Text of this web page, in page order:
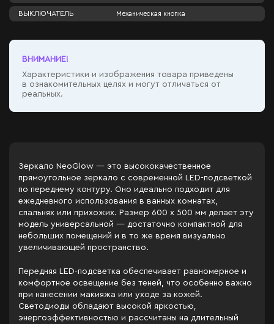
ВЫКЛЮЧАТЕЛЬ Механическая кнопка
ВНИМАНИЕ!
Характеристики и изображения товара приведены
в ознакомительных целях и могут отличаться от
реальных.
Зеркало NeoGlow — это высококачественное
прямоугольное зеркало с современной LED-подсветкой
по переднему контуру. Оно идеально подходит для
ежедневного использования в ванных комнатах,
спальнях или прихожих. Размер 600 x 500 мм делает эту
модель универсальной — достаточно компактной для
небольших помещений и в то же время визуально
увеличивающей пространство.
Передняя LED-подсветка обеспечивает равномерное и
комфортное освещение без теней, что особенно важно
при нанесении макияжа или уходе за кожей.
Светодиоды обладают высокой яркостью,
энергоэффективностью и рассчитаны на длительный